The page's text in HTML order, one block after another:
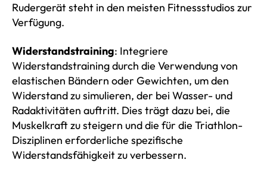
Rudergerät steht in den meisten Fitnessstudios zur
Verfügung.
Widerstandstraining: Integriere
Widerstandstraining durch die Verwendung von
elastischen Bändern oder Gewichten, um den
Widerstand zu simulieren, der bei Wasser- und
Radaktivitäten auftritt. Dies trägt dazu bei, die
Muskelkraft zu steigern und die für die Triathlon-
Disziplinen erforderliche spezifische
Widerstandsfähigkeit zu verbessern.